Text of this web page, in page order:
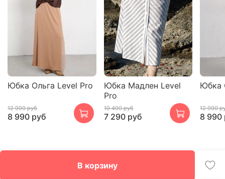
В корзину
Юбка Ольга Level Pro
12 990 руб
8 990 руб
Юбка Мадлен Level
Pro
10 490 руб
7 290 руб
Юбка
12 990
8 990